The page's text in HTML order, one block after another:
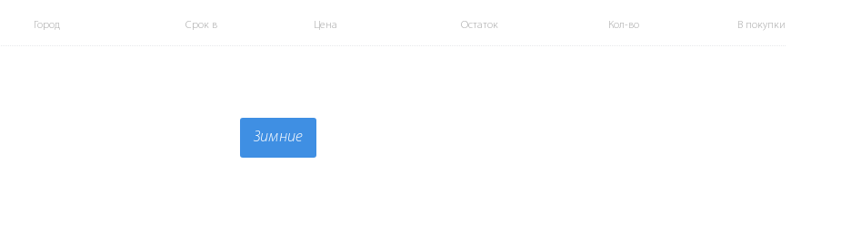
Город Срок в Цена Остаток Кол-во В покупки
Зимние